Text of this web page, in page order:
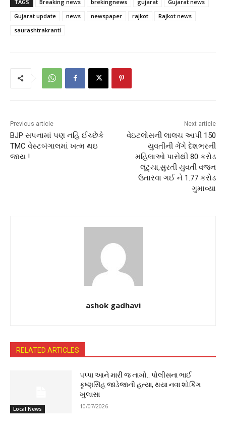
TAGS Breaking news brekingnews gujarat
Gujarat news
Gujarat update
news newspaper rajkot
Rajkot news
saurashtrakranti
Previous article
BJP સપનામાં પણ નહિ ઈચ્છેકે
TMC વેસ્ટબંગાલમાં ખત્મ થઇ
જાય !
Next article
વેઇટલોસની લાલચ આપી 150
યુવતીની ગેંગે દેશભરની
મહિલાઓ પાસેથી 80 કરોડ
લૂંટ્યા,સુરતી યુવતી વજન
ઉતારવા ગઈ ને 1.77 કરોડ
ગુમાવ્યા
ashok gadhavi
RELATED ARTICLES
Local News
પપ્પા આને મારી જ નાખો.. પોલીસના ભાઈ
કૃષ્ણસિંહ જાડેજાની હત્યા, થયા નવા શોકિંગ
ખુલાસા
10/07/2026